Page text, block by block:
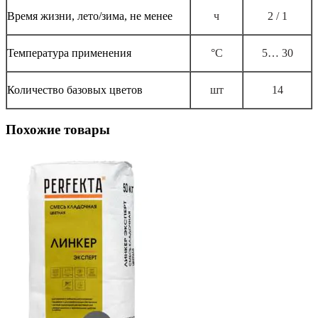
Время жизни, лето/зима, не менее ч 2 / 1
Температура применения °С 5… 30
Количество базовых цветов шт 14
Похожие товары